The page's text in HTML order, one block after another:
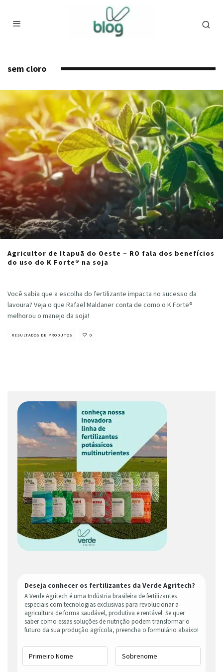
sem cloro
Agricultor de Itapuã do Oeste – RO fala dos benefícios
do uso do K Forte® na soja
Você sabia que a escolha do fertilizante impacta no sucesso da
lavoura? Veja o que Rafael Maldaner conta de como o K Forte®
melhorou o manejo da soja!
RESULTADOS DE PRODUTOS 0
Deseja conhecer os fertilizantes da Verde Agritech?
A Verde Agritech é uma Indústria brasileira de fertilizantes
especiais com tecnologias exclusivas para revolucionar a
agricultura de forma saudável, produtiva e rentável. Se quer
saber como essas soluções de nutrição podem transformar o
futuro da sua produção agrícola, preencha o formulário abaixo!